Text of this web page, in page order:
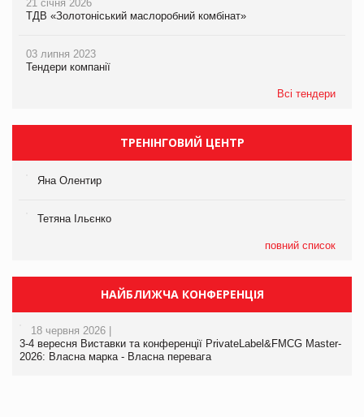
21 січня 2026
ТДВ «Золотоніський маслоробний комбінат»
03 липня 2023
Тендери компанії
Всі тендери
ТРЕНІНГОВИЙ ЦЕНТР
Яна Олентир
Тетяна Ільєнко
повний список
НАЙБЛИЖЧА КОНФЕРЕНЦІЯ
18 червня 2026 |
3-4 вересня Виставки та конференції PrivateLabel&FMCG Master-
2026: Власна марка - Власна перевага